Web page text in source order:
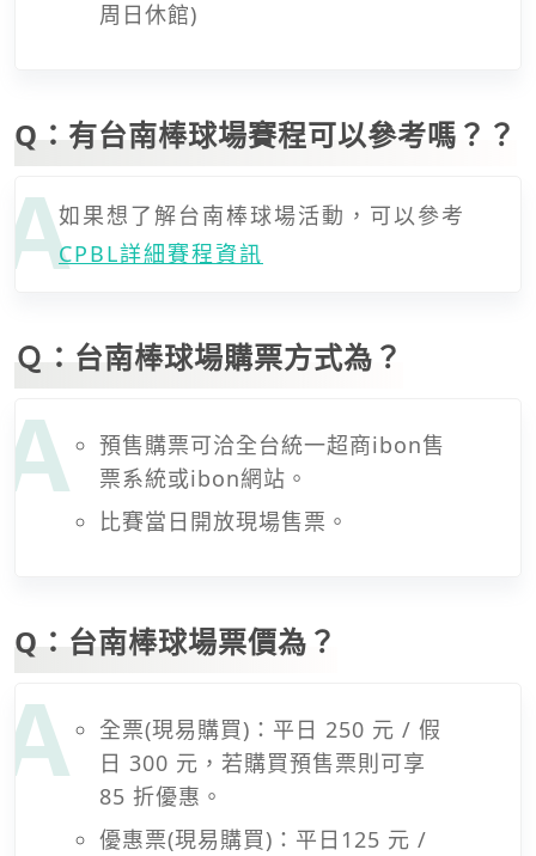
周日休館)
Q：有台南棒球場賽程可以參考嗎？？
如果想了解台南棒球場活動，可以參考
CPBL詳細賽程資訊
Ｑ：台南棒球場購票方式為？
預售購票可洽全台統一超商ibon售
票系統或ibon網站。
比賽當日開放現場售票。
Q：台南棒球場票價為？
全票(現易購買)：平日 250 元 / 假
日 300 元，若購買預售票則可享
85 折優惠。
優惠票(現易購買)：平日125 元 /